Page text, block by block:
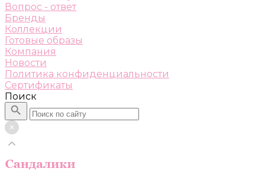
Вопрос - ответ
Бренды
Коллекции
Готовые образы
Компания
Новости
Политика конфиденциальности
Сертификаты
Поиск